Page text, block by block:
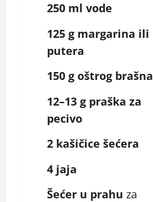
250 ml vode
125 g margarina ili
putera
150 g oštrog brašna
12–13 g praška za
pecivo
2 kašičice šećera
4 jaja
Šećer u prahu za